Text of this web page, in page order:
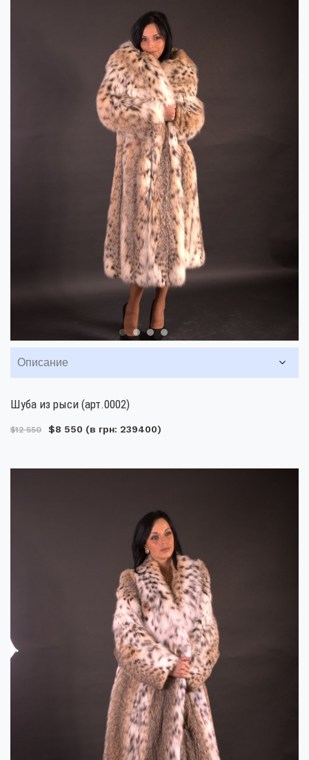
Описание
Шуба из рыси (арт.0002)
$12 550 $8 550 (в грн: 239400)